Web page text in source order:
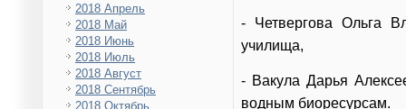
2018 Апрель
2018 Май
2018 Июнь
2018 Июль
2018 Август
2018 Сентябрь
2018 Октябрь
- Четвергова Ольга
училища,
- Вакула Дарья
водным биоресурсам.